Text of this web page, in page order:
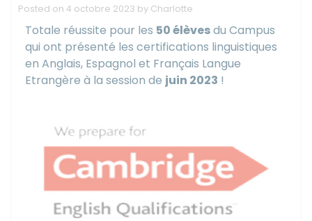
Posted on 4 octobre 2023 by Charlotte
Totale réussite pour les 50 élèvesdu Campus
qui ont présenté les certifications linguistiques
en Anglais, Espagnol et Français Langue
Etrangère à la session de juin 2023 !